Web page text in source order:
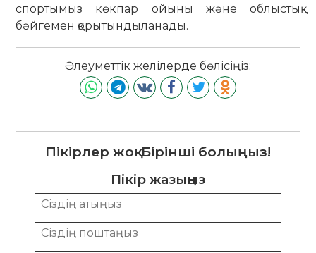
спортымыз көкпар ойыны және облыстық
бәйгемен қорытындыланaды.
Әлеуметтік желілерде бөлісіңіз:
Пікірлер жоқ. Бірінші болыңыз!
Пікір жазыңыз